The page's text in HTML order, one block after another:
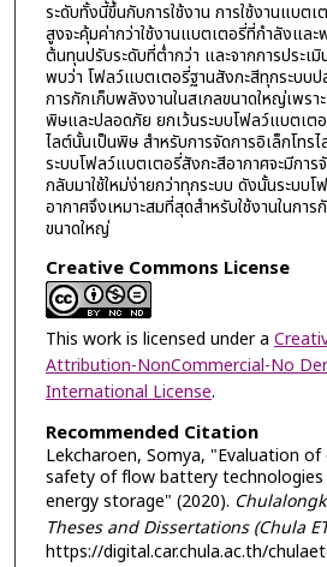
ระดับทั้งนี้ขึ้นกับการใช้งาน การใช้งานแบต
สูงจะคุ้มค่ากว่าใช้งานแบตเตอรี่ที่กำลังแล
ต้นทุนปรับระดับที่ต่ำกว่า และจากการประเ
พบว่า โฟลว์แบตเตอรี่ฐานสังกะสีทุกระบบป
การกักเก็บพลังงานในสเกลขนาดใหญ่เพรา
พิษและปลอดภัย ยกเว้นระบบโฟลว์แบตเตอ
ไลต์นั้นเป็นพิษ สำหรับการจัดการอิเล็กโทร
ระบบโฟลว์แบตเตอรี่สังกะสีอากาศจะมีการ
กลับมาใช้ใหม่ง่ายกว่าทุกระบบ ดังนั้นระบบ
อากาศจึงเหมาะสมที่สุดสำหรับใช้งานในกา
ขนาดใหญ่
Creative Commons License
This work is licensed under a
Attribution-NonCommercial-No
International License.
Recommended Citation
Lekcharoen, Somya, "Evaluation
safety of flow battery technologies
energy storage" (2020).
Theses and Dissertations (Chula
https://digital.car.chula.ac.th/